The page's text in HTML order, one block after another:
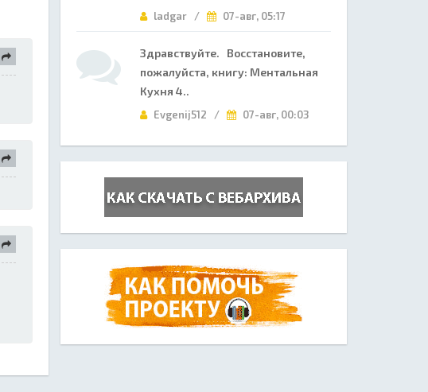
ladgar / 07-авг, 05:17
Здравствуйте. Восстановите,
пожалуйста, книгу: Ментальная
Кухня 4..
Evgenij512 / 07-авг, 00:03